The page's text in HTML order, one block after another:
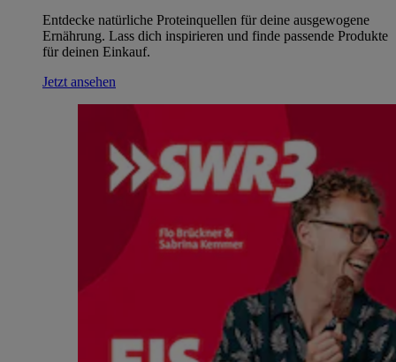
Entdecke natürliche Proteinquellen für deine ausgewogene
Ernährung. Lass dich inspirieren und finde passende Produkte
für deinen Einkauf.
Jetzt ansehen